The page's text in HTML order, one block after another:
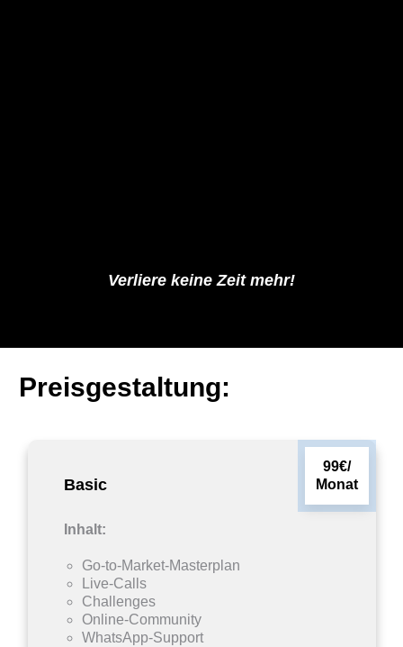
Verliere keine Zeit mehr!
Preisgestaltung:
Basic
99€/
Monat
Inhalt:
Go-to-Market-Masterplan
Live-Calls
Challenges
Online-Community
WhatsApp-Support